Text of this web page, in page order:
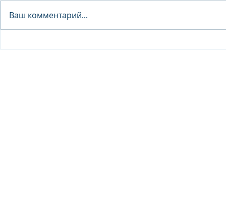
Ваш комментарий...